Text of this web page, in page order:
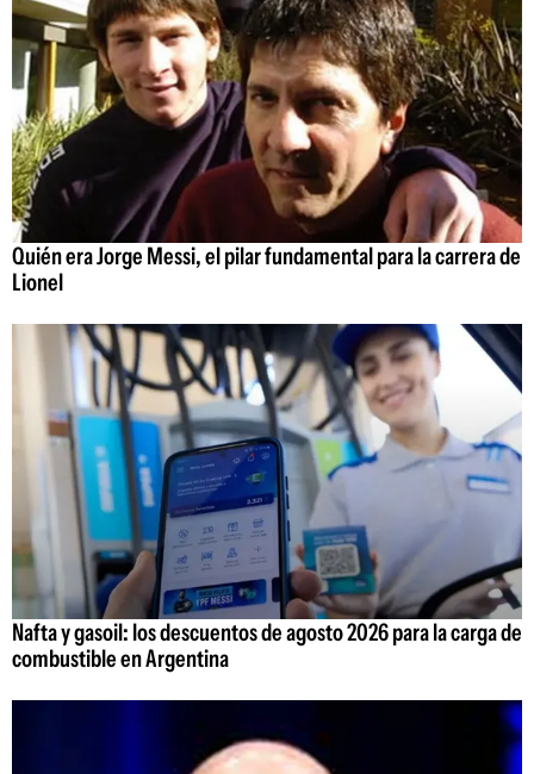
Quién era Jorge Messi, el pilar fundamental para la carrera de
Lionel
Nafta y gasoil: los descuentos de agosto 2026 para la carga de
combustible en Argentina